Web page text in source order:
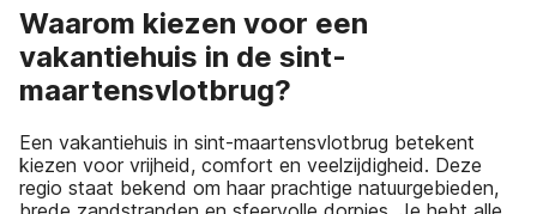
Waarom kiezen voor een
vakantiehuis in de sint-
maartensvlotbrug?
Een vakantiehuis in sint-maartensvlotbrug betekent
kiezen voor vrijheid, comfort en veelzijdigheid. Deze
regio staat bekend om haar prachtige natuurgebieden,